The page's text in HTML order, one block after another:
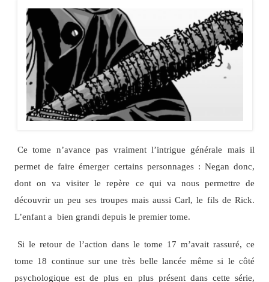
Ce tome n’avance pas vraiment l’intrigue générale mais il
permet de faire émerger certains personnages : Negan donc,
dont on va visiter le repère ce qui va nous permettre de
découvrir un peu ses troupes mais aussi Carl, le fils de Rick.
L’enfant a bien grandi depuis le premier tome.
Si le retour de l’action dans le tome 17 m’avait rassuré, ce
tome 18 continue sur une très belle lancée même si le côté
psychologique est de plus en plus présent dans cette série,